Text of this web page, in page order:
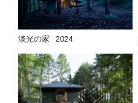
淡光の家 2024